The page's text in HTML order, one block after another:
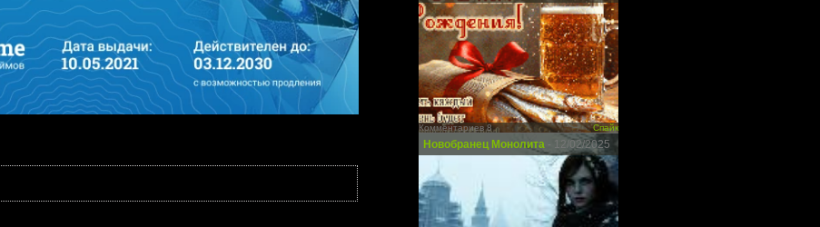
Комментариев 8 Спайк
Новобранец Монолита - 12/02/2025